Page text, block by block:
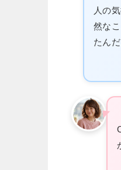
人の
然な
たんだ